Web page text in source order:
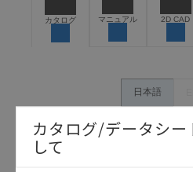
保できるよう設計されている
ン事例は参考用ですので、
置の機能や安全性をご確認
商品に接続される推奨機器
のもそのまま記載しています
ている可能性がありますがご
カタログ マニュアル 2D CAD
日本語
カタログ/データシー
して